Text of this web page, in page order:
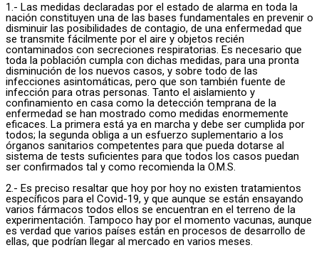
1.- Las medidas declaradas por el estado de alarma en toda la
nación constituyen una de las bases fundamentales en prevenir o
disminuir las posibilidades de contagio, de una enfermedad que
se transmite fácilmente por el aire y objetos recién
contaminados con secreciones respiratorias. Es necesario que
toda la población cumpla con dichas medidas, para una pronta
disminución de los nuevos casos, y sobre todo de las
infecciones asintomáticas, pero que son también fuente de
infección para otras personas. Tanto el aislamiento y
confinamiento en casa como la detección temprana de la
enfermedad se han mostrado como medidas enormemente
eficaces. La primera está ya en marcha y debe ser cumplida por
todos; la segunda obliga a un esfuerzo suplementario a los
órganos sanitarios competentes para que pueda dotarse al
sistema de tests suficientes para que todos los casos puedan
ser confirmados tal y como recomienda la O.M.S.
2.- Es preciso resaltar que hoy por hoy no existen tratamientos
específicos para el Covid-19, y que aunque se están ensayando
varios fármacos todos ellos se encuentran en el terreno de la
experimentación. Tampoco hay por el momento vacunas, aunque
es verdad que varios países están en procesos de desarrollo de
ellas, que podrían llegar al mercado en varios meses.